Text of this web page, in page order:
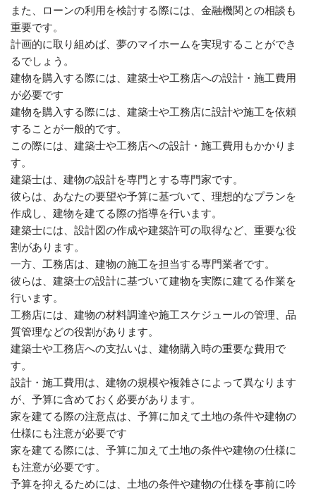
また、ローンの利用を検討する際には、金融機関との相談も
重要です。
計画的に取り組めば、夢のマイホームを実現することができ
るでしょう。
建物を購入する際には、建築士や工務店への設計・施工費用
が必要です
建物を購入する際には、建築士や工務店に設計や施工を依頼
することが一般的です。
この際には、建築士や工務店への設計・施工費用もかかりま
す。
建築士は、建物の設計を専門とする専門家です。
彼らは、あなたの要望や予算に基づいて、理想的なプランを
作成し、建物を建てる際の指導を行います。
建築士には、設計図の作成や建築許可の取得など、重要な役
割があります。
一方、工務店は、建物の施工を担当する専門業者です。
彼らは、建築士の設計に基づいて建物を実際に建てる作業を
行います。
工務店には、建物の材料調達や施工スケジュールの管理、品
質管理などの役割があります。
建築士や工務店への支払いは、建物購入時の重要な費用で
す。
設計・施工費用は、建物の規模や複雑さによって異なります
が、予算に含めておく必要があります。
家を建てる際の注意点は、予算に加えて土地の条件や建物の
仕様にも注意が必要です
家を建てる際には、予算に加えて土地の条件や建物の仕様に
も注意が必要です。
予算を抑えるためには、土地の条件や建物の仕様を事前に吟